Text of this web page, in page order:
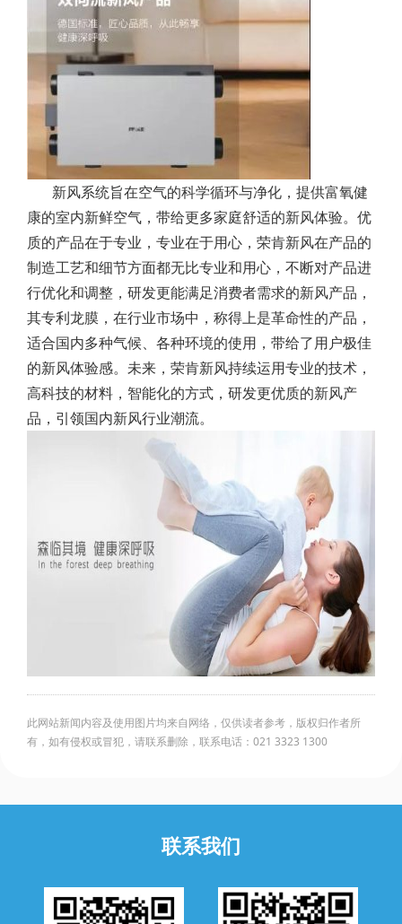
新风系统旨在空气的科学循环与净化，提供富氧健
康的室内新鲜空气，带给更多家庭舒适的新风体验。优
质的产品在于专业，专业在于用心，荣肯新风在产品的
制造工艺和细节方面都无比专业和用心，不断对产品进
行优化和调整，研发更能满足消费者需求的新风产品，
其专利龙膜，在行业市场中，称得上是革命性的产品，
适合国内多种气候、各种环境的使用，带给了用户极佳
的新风体验感。未来，荣肯新风持续运用专业的技术，
高科技的材料，智能化的方式，研发更优质的新风产
品，引领国内新风行业潮流。
此网站新闻内容及使用图片均来自网络，仅供读者参考，版权归作者所
有，如有侵权或冒犯，请联系删除，联系电话：021 3323 1300
联系我们